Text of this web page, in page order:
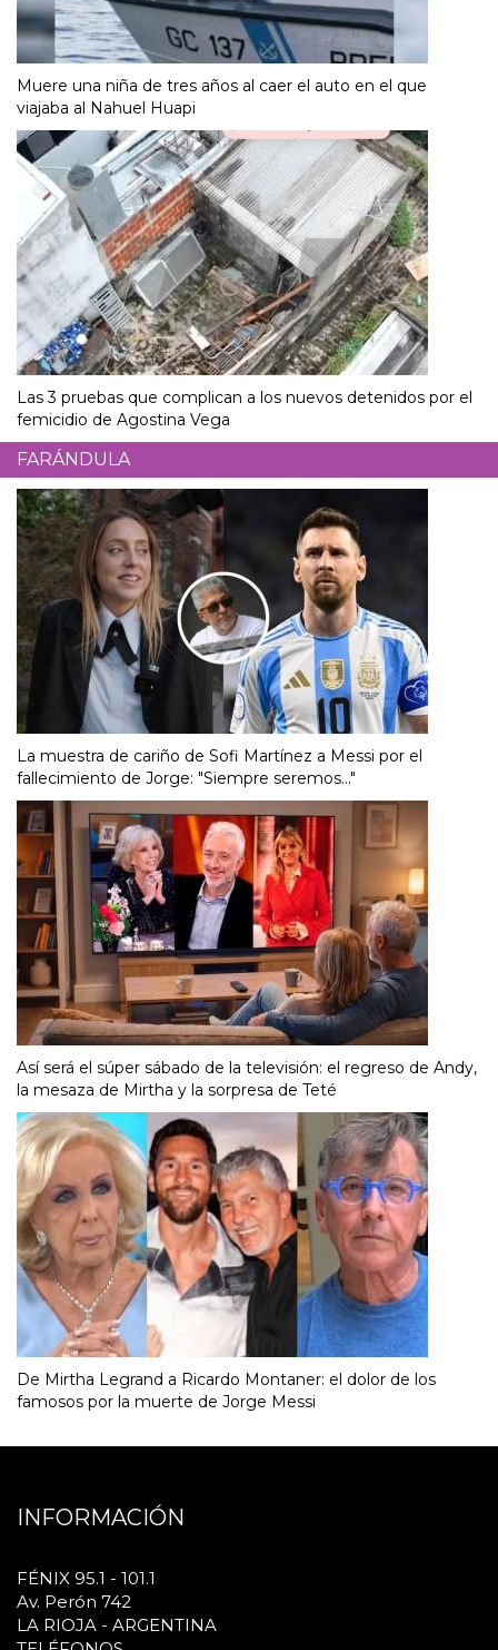
Muere una niña de tres años al caer el auto en el que
viajaba al Nahuel Huapi
Las 3 pruebas que complican a los nuevos detenidos por el
femicidio de Agostina Vega
FARÁNDULA
La muestra de cariño de Sofi Martínez a Messi por el
fallecimiento de Jorge: "Siempre seremos..."
Así será el súper sábado de la televisión: el regreso de Andy,
la mesaza de Mirtha y la sorpresa de Teté
De Mirtha Legrand a Ricardo Montaner: el dolor de los
famosos por la muerte de Jorge Messi
INFORMACIÓN
FÉNIX 95.1 - 101.1
Av. Perón 742
LA RIOJA - ARGENTINA